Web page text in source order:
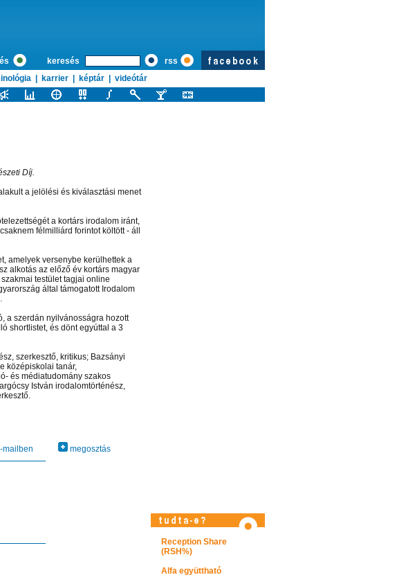
keresés
rss
karrier képtár videótár
el képtárunkba! Látogasson el képtárunkba!
Díj.
a jelölési és kiválasztási menet
a kortárs irodalom iránt,
félmilliárd forintot költött - áll
amelyek versenybe kerülhettek a
alkotás az előző év kortárs magyar
testület tagjai online
által támogatott Irodalom
a szerdán nyilvánosságra hozott
shortlistet, és dönt egyúttal a 3
szerkesztő, kritikus; Bazsányi
középiskolai tanár,
és médiatudomány szakos
István irodalomtörténész,
mailben megosztás
Reception Share
(RSH%)
Alfa együttható